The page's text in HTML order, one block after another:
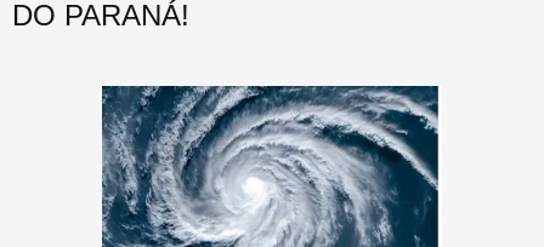
DO PARANÁ!